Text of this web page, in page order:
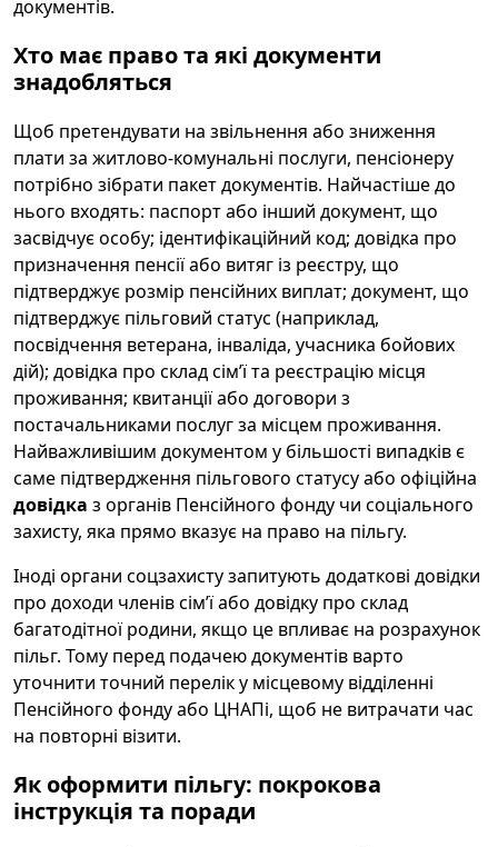
документів.
Хто має право та які документи
знадобляться
Щоб претендувати на звільнення або зниження
плати за житлово-комунальні послуги, пенсіонеру
потрібно зібрати пакет документів. Найчастіше до
нього входять: паспорт або інший документ, що
засвідчує особу; ідентифікаційний код; довідка про
призначення пенсії або витяг із реєстру, що
підтверджує розмір пенсійних виплат; документ, що
підтверджує пільговий статус (наприклад,
посвідчення ветерана, інваліда, учасника бойових
дій); довідка про склад сім’ї та реєстрацію місця
проживання; квитанції або договори з
постачальниками послуг за місцем проживання.
Найважливішим документом у більшості випадків є
саме підтвердження пільгового статусу або офіційна
довідка з органів Пенсійного фонду чи соціального
захисту, яка прямо вказує на право на пільгу.
Іноді органи соцзахисту запитують додаткові довідки
про доходи членів сім’ї або довідку про склад
багатодітної родини, якщо це впливає на розрахунок
пільг. Тому перед подачею документів варто
уточнити точний перелік у місцевому відділенні
Пенсійного фонду або ЦНАПі, щоб не витрачати час
на повторні візити.
Як оформити пільгу: покрокова
інструкція та поради